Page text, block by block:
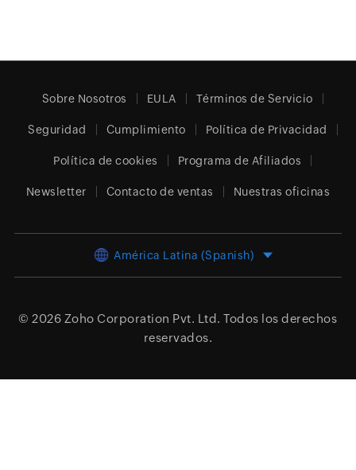
Sobre Nosotros EULA Términos de Servicio
Seguridad Cumplimiento Política de Privacidad
Política de cookies Programa de Afiliados
Newsletter Contacto de ventas Nuestras oficinas
América Latina (Spanish)
© 2026 Zoho Corporation Pvt. Ltd. Todos los derechos
reservados.